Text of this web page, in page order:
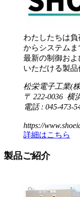
わたしたちは
からシステム
最新の制御お
いただける製品
松栄電子工業(
〒 222-0036 横
電話 : 045-473-
https://
詳細はこちら
製品ご紹介